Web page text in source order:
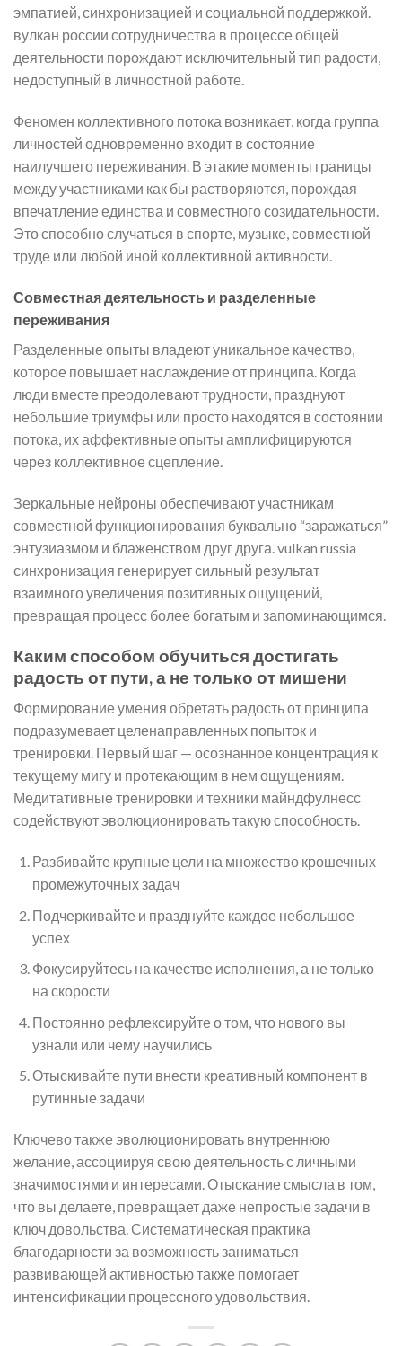
эмпатией, синхронизацией и социальной поддержкой.
вулкан россии сотрудничества в процессе общей
деятельности порождают исключительный тип радости,
недоступный в личностной работе.
Феномен коллективного потока возникает, когда группа
личностей одновременно входит в состояние
наилучшего переживания. В этакие моменты границы
между участниками как бы растворяются, порождая
впечатление единства и совместного созидательности.
Это способно случаться в спорте, музыке, совместной
труде или любой иной коллективной активности.
Совместная деятельность и разделенные
переживания
Разделенные опыты владеют уникальное качество,
которое повышает наслаждение от принципа. Когда
люди вместе преодолевают трудности, празднуют
небольшие триумфы или просто находятся в состоянии
потока, их аффективные опыты амплифицируются
через коллективное сцепление.
Зеркальные нейроны обеспечивают участникам
совместной функционирования буквально “заражаться”
энтузиазмом и блаженством друг друга. vulkan russia
синхронизация генерирует сильный результат
взаимного увеличения позитивных ощущений,
превращая процесс более богатым и запоминающимся.
Каким способом обучиться достигать
радость от пути, а не только от мишени
Формирование умения обретать радость от принципа
подразумевает целенаправленных попыток и
тренировки. Первый шаг — осознанное концентрация к
текущему мигу и протекающим в нем ощущениям.
Медитативные тренировки и техники майндфулнесс
содействуют эволюционировать такую способность.
Разбивайте крупные цели на множество крошечных
промежуточных задач
Подчеркивайте и празднуйте каждое небольшое
успех
Фокусируйтесь на качестве исполнения, а не только
на скорости
Постоянно рефлексируйте о том, что нового вы
узнали или чему научились
Отыскивайте пути внести креативный компонент в
рутинные задачи
Ключево также эволюционировать внутреннюю
желание, ассоциируя свою деятельность с личными
значимостями и интересами. Отыскание смысла в том,
что вы делаете, превращает даже непростые задачи в
ключ довольства. Систематическая практика
благодарности за возможность заниматься
развивающей активностью также помогает
интенсификации процессного удовольствия.